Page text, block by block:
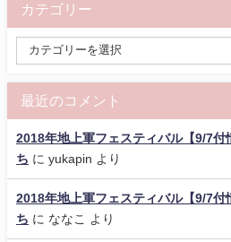
カテゴリー
最近のコメント
2018年地上軍フェスティバル【9/7付
ち に yukapin より
2018年地上軍フェスティバル【9/7付
ち に ななこ より